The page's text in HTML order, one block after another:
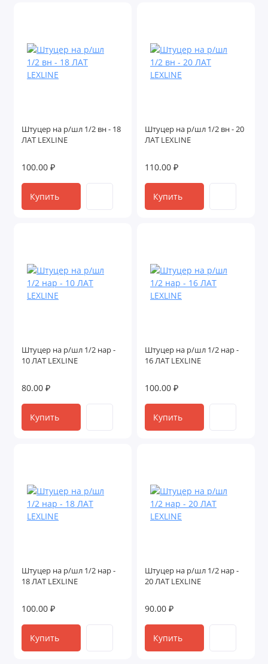
Штуцер на р/шл 1/2 вн - 18
ЛАТ LEXLINE
100.00 ₽
Купить
Штуцер на р/шл 1/2 вн - 20
ЛАТ LEXLINE
110.00 ₽
Купить
Штуцер на р/шл 1/2 нар -
10 ЛАТ LEXLINE
80.00 ₽
Купить
Штуцер на р/шл 1/2 нар -
16 ЛАТ LEXLINE
100.00 ₽
Купить
Штуцер на р/шл 1/2 нар -
18 ЛАТ LEXLINE
100.00 ₽
Купить
Штуцер на р/шл 1/2 нар -
20 ЛАТ LEXLINE
90.00 ₽
Купить